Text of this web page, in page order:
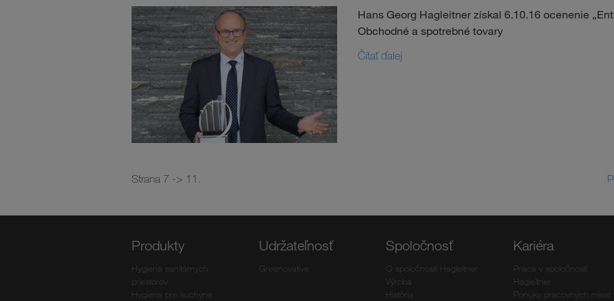
Hans Georg Hagleitner získal 6.10.16 ocenenie
Obchodné a spotrebné tovary
Čítať ďalej
Strana 7 -> 11.
Produkty
Hygiena sanitárnych
priestorov
Hygiena pre kuchyne
Udržateľnosť
Greenovative
Spoločnosť
O spoločnosti Hagleitner
Výroba
História
Kariéra
Práca v spoločnosti
Hagleitner
Ponuky pracovných miest